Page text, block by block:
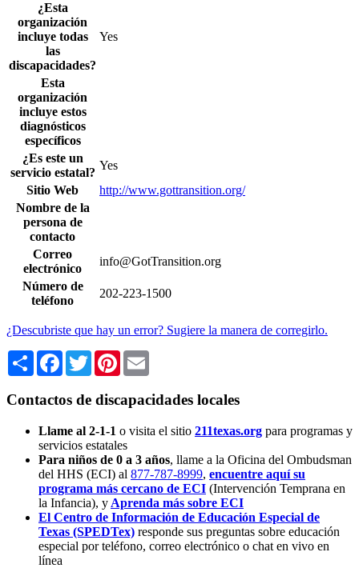
¿Esta
organización
incluye todas
las
discapacidades?
Yes
Esta
organización
incluye estos
diagnósticos
específicos
¿Es este un
servicio estatal?
Yes
Sitio Web
http://www.gottransition.org/
Nombre de la
persona de
contacto
Correo
electrónico
info@GotTransition.org
Número de
teléfono
202-223-1500
¿Descubriste que hay un error? Sugiere la manera de corregirlo.
Share Facebook
TwitterPinterest
Contactos de discapacidades locales
Llame al 2-1-1 o visita el sitio 211texas.org para programas y
servicios estatales
Para niños de 0 a 3 años, llame a la Oficina del Ombudsman
del HHS (ECI) al 877-787-8999, encuentre aquí su
programa más cercano de ECI (Intervención Temprana en
la Infancia), y Aprenda más sobre ECI
El Centro de Información de Educación Especial de
Texas (SPEDTex) responde sus preguntas sobre educación
especial por teléfono, correo electrónico o chat en vivo en
línea